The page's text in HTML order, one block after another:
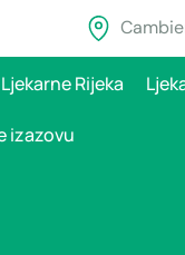
Rijeka
izazovu